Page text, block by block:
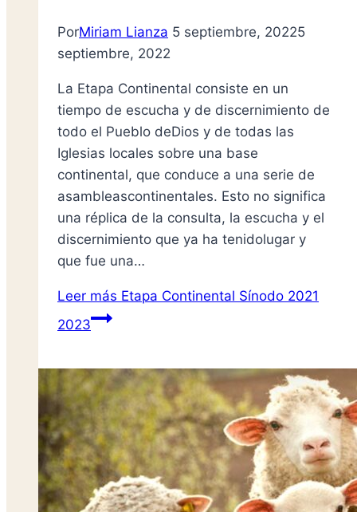
PorMiriam Lianza 5 septiembre, 20225
septiembre, 2022
La Etapa Continental consiste en un
tiempo de escucha y de discernimiento de
todo el Pueblo deDios y de todas las
Iglesias locales sobre una base
continental, que conduce a una serie de
asambleascontinentales. Esto no significa
una réplica de la consulta, la escucha y el
discernimiento que ya ha tenidolugar y
que fue una…
Leer más Etapa Continental Sínodo 2021
2023